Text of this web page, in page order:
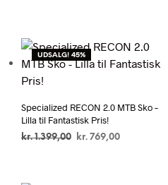
UDSALG! 45%
Specialized RECON 2.0 MTB Sko –
Lilla til Fantastisk Pris!
kr.1.399,00
Den
kr.769,00Den